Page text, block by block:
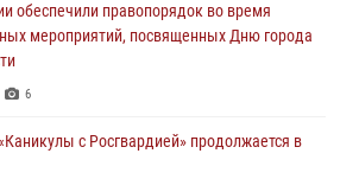
обеспечили правопорядок во время
мероприятий, посвященных Дню города
6
с Росгвардией» продолжается в